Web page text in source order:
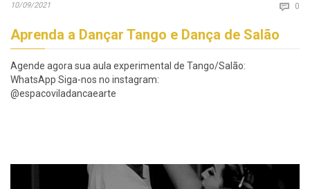
10/09/2021  0
Aprenda a Dançar Tango e Dança de Salão
Agende agora sua aula experimental de Tango/Salão:
WhatsApp Siga-nos no instagram:
@espacoviladancaearte